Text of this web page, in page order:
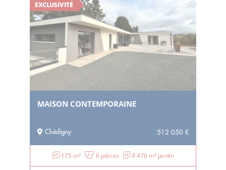
EXCLUSIVITÉ
MAISON CONTEMPORAINE
Chédigny 512 050 €
175 m² 6 pièces 4 476 m² jardin